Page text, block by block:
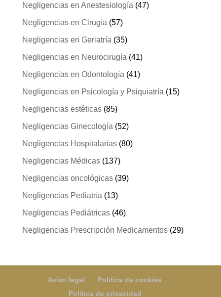
Negligencias en Anestesiología (47)
Negligencias en Cirugía (57)
Negligencias en Geriatría (35)
Negligencias en Neurocirugía (41)
Negligencias en Odontología (41)
Negligencias en Psicología y Psiquiatría (15)
Negligencias estéticas(85)
Negligencias Ginecología (52)
Negligencias Hospitalarias(80)
Negligencias Médicas(137)
Negligencias oncológicas(39)
Negligencias Pediatría (13)
Negligencias Pediátricas(46)
Negligencias Prescripción Medicamentos(29)
Aviso legal
Política de cookies
Política de privacidad